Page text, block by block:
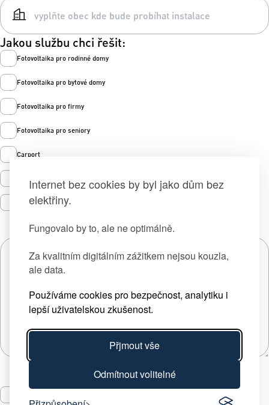
Internet bez cookies by byl jako dům bez
elektřiny.
Fungovalo by to, ale ne optimálně.
Za kvalitním digitálním zážitkem nejsou kouzla,
ale data.
Používáme cookies pro bezpečnost, analytiku i
lepší uživatelskou zkušenost.
Přjmout vše
Odmítnout volitelné
Jakou službu chci řešit:
Fotovoltaika pro rodinné domy
Fotovoltaika pro bytové domy
Fotovoltaika pro firmy
Fotovoltaika pro seniory
Carport
Prodej zelené energie